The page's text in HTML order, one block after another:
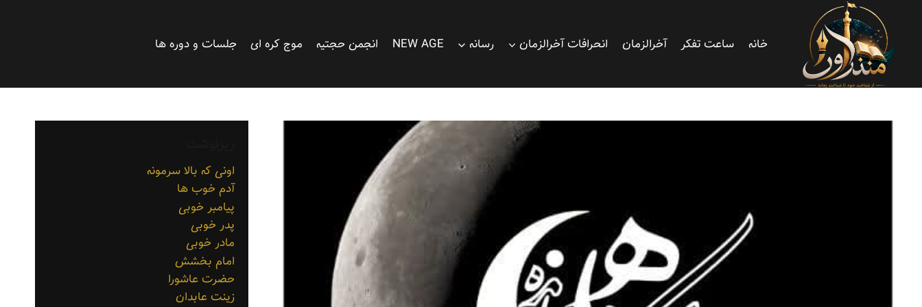
خانه ساعت تفکر آخرالزمان انحرافات آخرالزمان رسانه NEW AGE انجمن حجتیه موج کره ای جلسات و دوره ها
اونی که بالا سرمونه
آدم خوب ها
پیامبر خوبی
پدر خوبی
مادر خوبی
امام بخشش
حضرت عاشورا
زینت عابدان